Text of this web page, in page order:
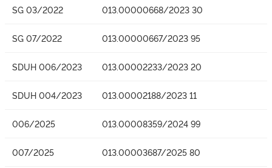
SG 03/2022 013.00000668/2023 30
SG 07/2022 013.00000667/2023 95
SDUH 006/2023 013.00002233/2023 20
SDUH 004/2023 013.00002188/2023 11
006/2025 013.00008359/2024 99
007/2025 013.00003687/2025 80